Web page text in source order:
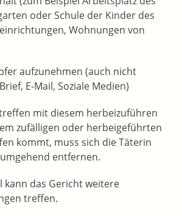
oder Schule der Kinder des
Wohnungen von
aufzunehmen (auch nicht
E-Mail, Soziale Medien)
mit diesem herbeizuführen
zufälligen oder herbeigeführten
kommt, muss sich die Täterin
entfernen.
kann das Gericht weitere
treffen.